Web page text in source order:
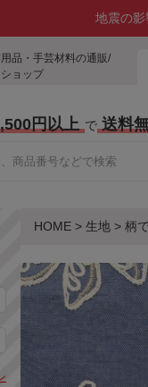
地震の影
品・手芸材料の通販/
ョップ
円以上 で 送料
HOME > 生地 > 柄